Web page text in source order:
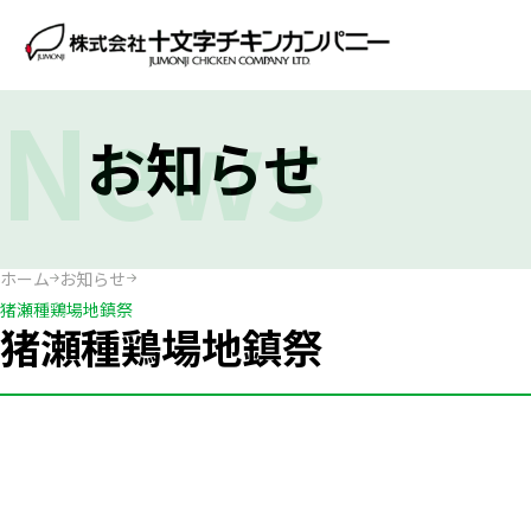
お知らせ
News
ホーム お知らせ
猪瀬種鶏場地鎮祭
猪瀬種鶏場地鎮祭